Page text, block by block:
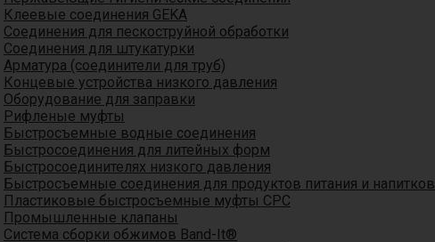
Клеевые соединения GEKA
Соединения для пескоструйной обработки
Cоединения для штукатурки
Арматура (соединители для труб)
Концевые устройства низкого давления
Оборудование для заправки
Рифленые муфты
Быстросъемные водные соединения
Быстросоединения для литейных форм
Быстросоединителях низкого давления
Быстросъемные соединения для продуктов питания и напитков
Пластиковые быстросъемные муфты CPC
Промышленные клапаны
Система сборки обжимов Band-It®